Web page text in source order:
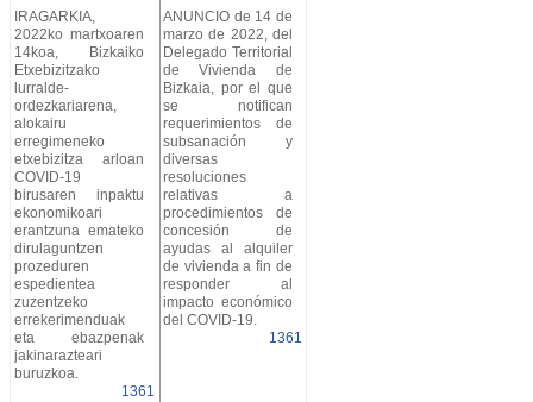
IRAGARKIA,
2022ko martxoaren
14koa, Bizkaiko
Etxebizitzako
lurralde-
ordezkariarena,
alokairu
erregimeneko
etxebizitza arloan
COVID-19
birusaren inpaktu
ekonomikoari
erantzuna emateko
dirulaguntzen
prozeduren
espedientea
zuzentzeko
errekerimenduak
eta ebazpenak
jakinarazteari
buruzkoa.
1361
ANUNCIO de 14 de
marzo de 2022, del
Delegado Territorial
de Vivienda de
Bizkaia, por el que
se notifican
requerimientos de
subsanación y
diversas
resoluciones
relativas a
procedimientos de
concesión de
ayudas al alquiler
de vivienda a fin de
responder al
impacto económico
del COVID-19.
1361